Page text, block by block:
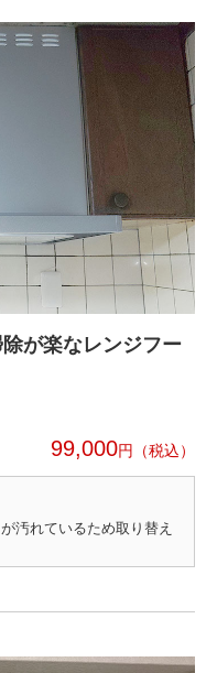
が楽なレンジフー
99,000円
汚れているため取り替え